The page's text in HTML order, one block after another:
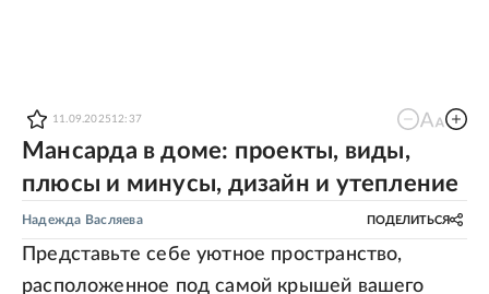
11.09.2025 12:37
Мансарда в доме: проекты, виды,
плюсы и минусы, дизайн и утепление
Надежда Васляева ПОДЕЛИТЬСЯ
Представьте себе уютное пространство,
расположенное под самой крышей вашего